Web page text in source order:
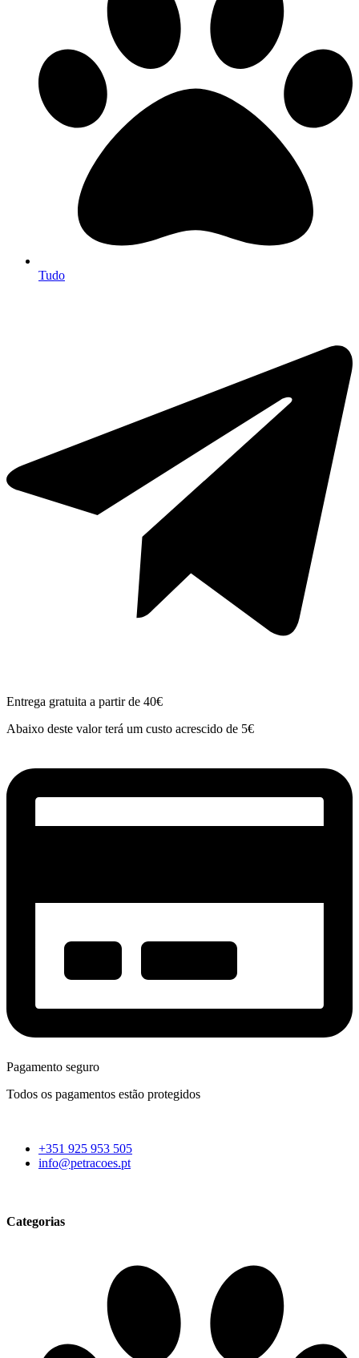
Tudo
Entrega gratuita a partir de 40€
Abaixo deste valor terá um custo acrescido de 5€
Pagamento seguro
Todos os pagamentos estão protegidos
+351 925 953 505
info@petracoes.pt
Categorias